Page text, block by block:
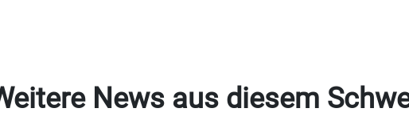
News aus diesem